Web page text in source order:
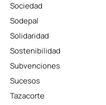
Sociedad
Sodepal
Solidaridad
Sostenibilidad
Subvenciones
Sucesos
Tazacorte